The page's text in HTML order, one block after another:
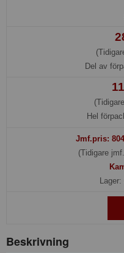
Del av
Hel
Jmf.pris:
(Tidigare
Beskrivning